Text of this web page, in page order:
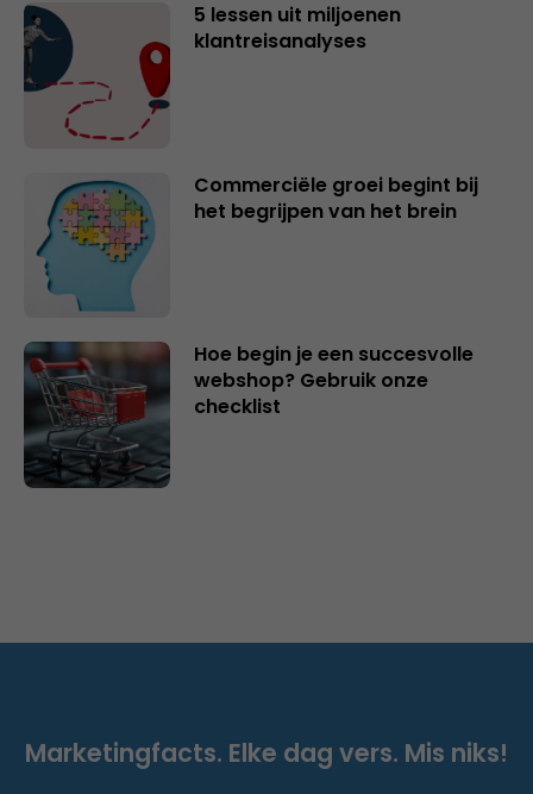
5 lessen uit miljoenen
klantreisanalyses
Commerciële groei begint bij
het begrijpen van het brein
Hoe begin je een succesvolle
webshop? Gebruik onze
checklist
Marketingfacts. Elke dag vers. Mis niks!